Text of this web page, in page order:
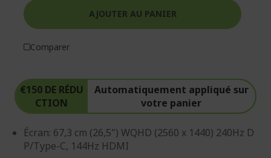
€150 DE RÉDU
CTION
Automatiquement appliqué sur
votre panier
Écran: 67,3 cm (26,5") WQHD (2560 x 1440) 240Hz D
P/Type-C, 144Hz HDMI
AJOUTER AU PANIER
Comparer